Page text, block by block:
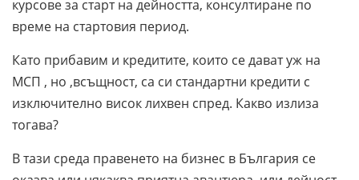
курсове за старт на дейността, консултиране по
време на стартовия период.
Като прибавим и кредитите, които се дават уж на
МСП , но ,всъщност, са си стандартни кредити с
изключително висок лихвен спред. Какво излиза
тогава?
В тази среда правенето на бизнес в България се